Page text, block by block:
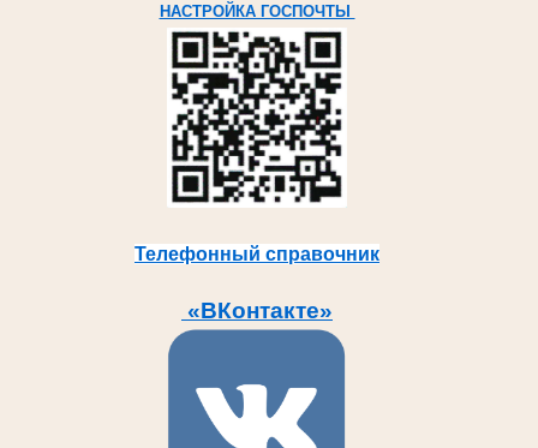
НАСТРОЙКА ГОСПОЧТЫ
Телефонный справочник
«ВКонтакте»